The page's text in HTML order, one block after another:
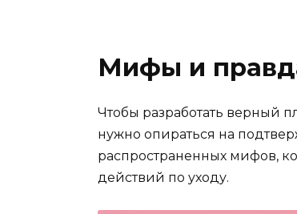
Мифы и
Чтобы разработать верный
нужно опираться на
распространенных мифов,
действий по уходу.